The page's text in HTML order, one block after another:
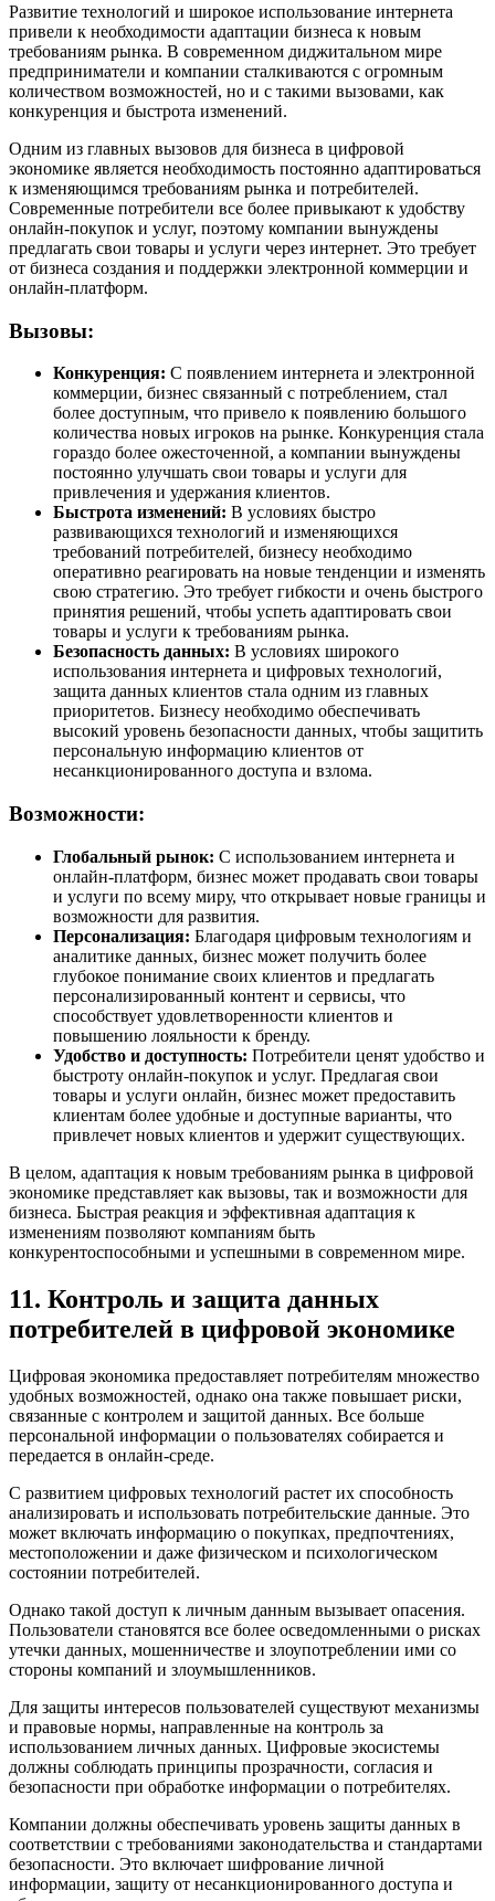
Развитие технологий и широкое использование интернета
привели к необходимости адаптации бизнеса к новым
требованиям рынка. В современном диджитальном мире
предприниматели и компании сталкиваются с огромным
количеством возможностей, но и с такими вызовами, как
конкуренция и быстрота изменений.
Одним из главных вызовов для бизнеса в цифровой
экономике является необходимость постоянно адаптироваться
к изменяющимся требованиям рынка и потребителей.
Современные потребители все более привыкают к удобству
онлайн-покупок и услуг, поэтому компании вынуждены
предлагать свои товары и услуги через интернет. Это требует
от бизнеса создания и поддержки электронной коммерции и
онлайн-платформ.
Вызовы:
Конкуренция: С появлением интернета и электронной
коммерции, бизнес связанный с потреблением, стал
более доступным, что привело к появлению большого
количества новых игроков на рынке. Конкуренция стала
гораздо более ожесточенной, а компании вынуждены
постоянно улучшать свои товары и услуги для
привлечения и удержания клиентов.
Быстрота изменений: В условиях быстро
развивающихся технологий и изменяющихся
требований потребителей, бизнесу необходимо
оперативно реагировать на новые тенденции и изменять
свою стратегию. Это требует гибкости и очень быстрого
принятия решений, чтобы успеть адаптировать свои
товары и услуги к требованиям рынка.
Безопасность данных: В условиях широкого
использования интернета и цифровых технологий,
защита данных клиентов стала одним из главных
приоритетов. Бизнесу необходимо обеспечивать
высокий уровень безопасности данных, чтобы защитить
персональную информацию клиентов от
несанкционированного доступа и взлома.
Возможности:
Глобальный рынок: С использованием интернета и
онлайн-платформ, бизнес может продавать свои товары
и услуги по всему миру, что открывает новые границы и
возможности для развития.
Персонализация: Благодаря цифровым технологиям и
аналитике данных, бизнес может получить более
глубокое понимание своих клиентов и предлагать
персонализированный контент и сервисы, что
способствует удовлетворенности клиентов и
повышению лояльности к бренду.
Удобство и доступность: Потребители ценят удобство и
быстроту онлайн-покупок и услуг. Предлагая свои
товары и услуги онлайн, бизнес может предоставить
клиентам более удобные и доступные варианты, что
привлечет новых клиентов и удержит существующих.
В целом, адаптация к новым требованиям рынка в цифровой
экономике представляет как вызовы, так и возможности для
бизнеса. Быстрая реакция и эффективная адаптация к
изменениям позволяют компаниям быть
конкурентоспособными и успешными в современном мире.
11. Контроль и защита данных
потребителей в цифровой экономике
Цифровая экономика предоставляет потребителям множество
удобных возможностей, однако она также повышает риски,
связанные с контролем и защитой данных. Все больше
персональной информации о пользователях собирается и
передается в онлайн-среде.
С развитием цифровых технологий растет их способность
анализировать и использовать потребительские данные. Это
может включать информацию о покупках, предпочтениях,
местоположении и даже физическом и психологическом
состоянии потребителей.
Однако такой доступ к личным данным вызывает опасения.
Пользователи становятся все более осведомленными о рисках
утечки данных, мошенничестве и злоупотреблении ими со
стороны компаний и злоумышленников.
Для защиты интересов пользователей существуют механизмы
и правовые нормы, направленные на контроль за
использованием личных данных. Цифровые экосистемы
должны соблюдать принципы прозрачности, согласия и
безопасности при обработке информации о потребителях.
Компании должны обеспечивать уровень защиты данных в
соответствии с требованиями законодательства и стандартами
безопасности. Это включает шифрование личной
информации, защиту от несанкционированного доступа и